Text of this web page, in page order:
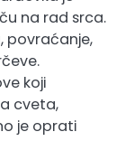
na rad srca.
povraćanje,
koji
cveta,
je oprati